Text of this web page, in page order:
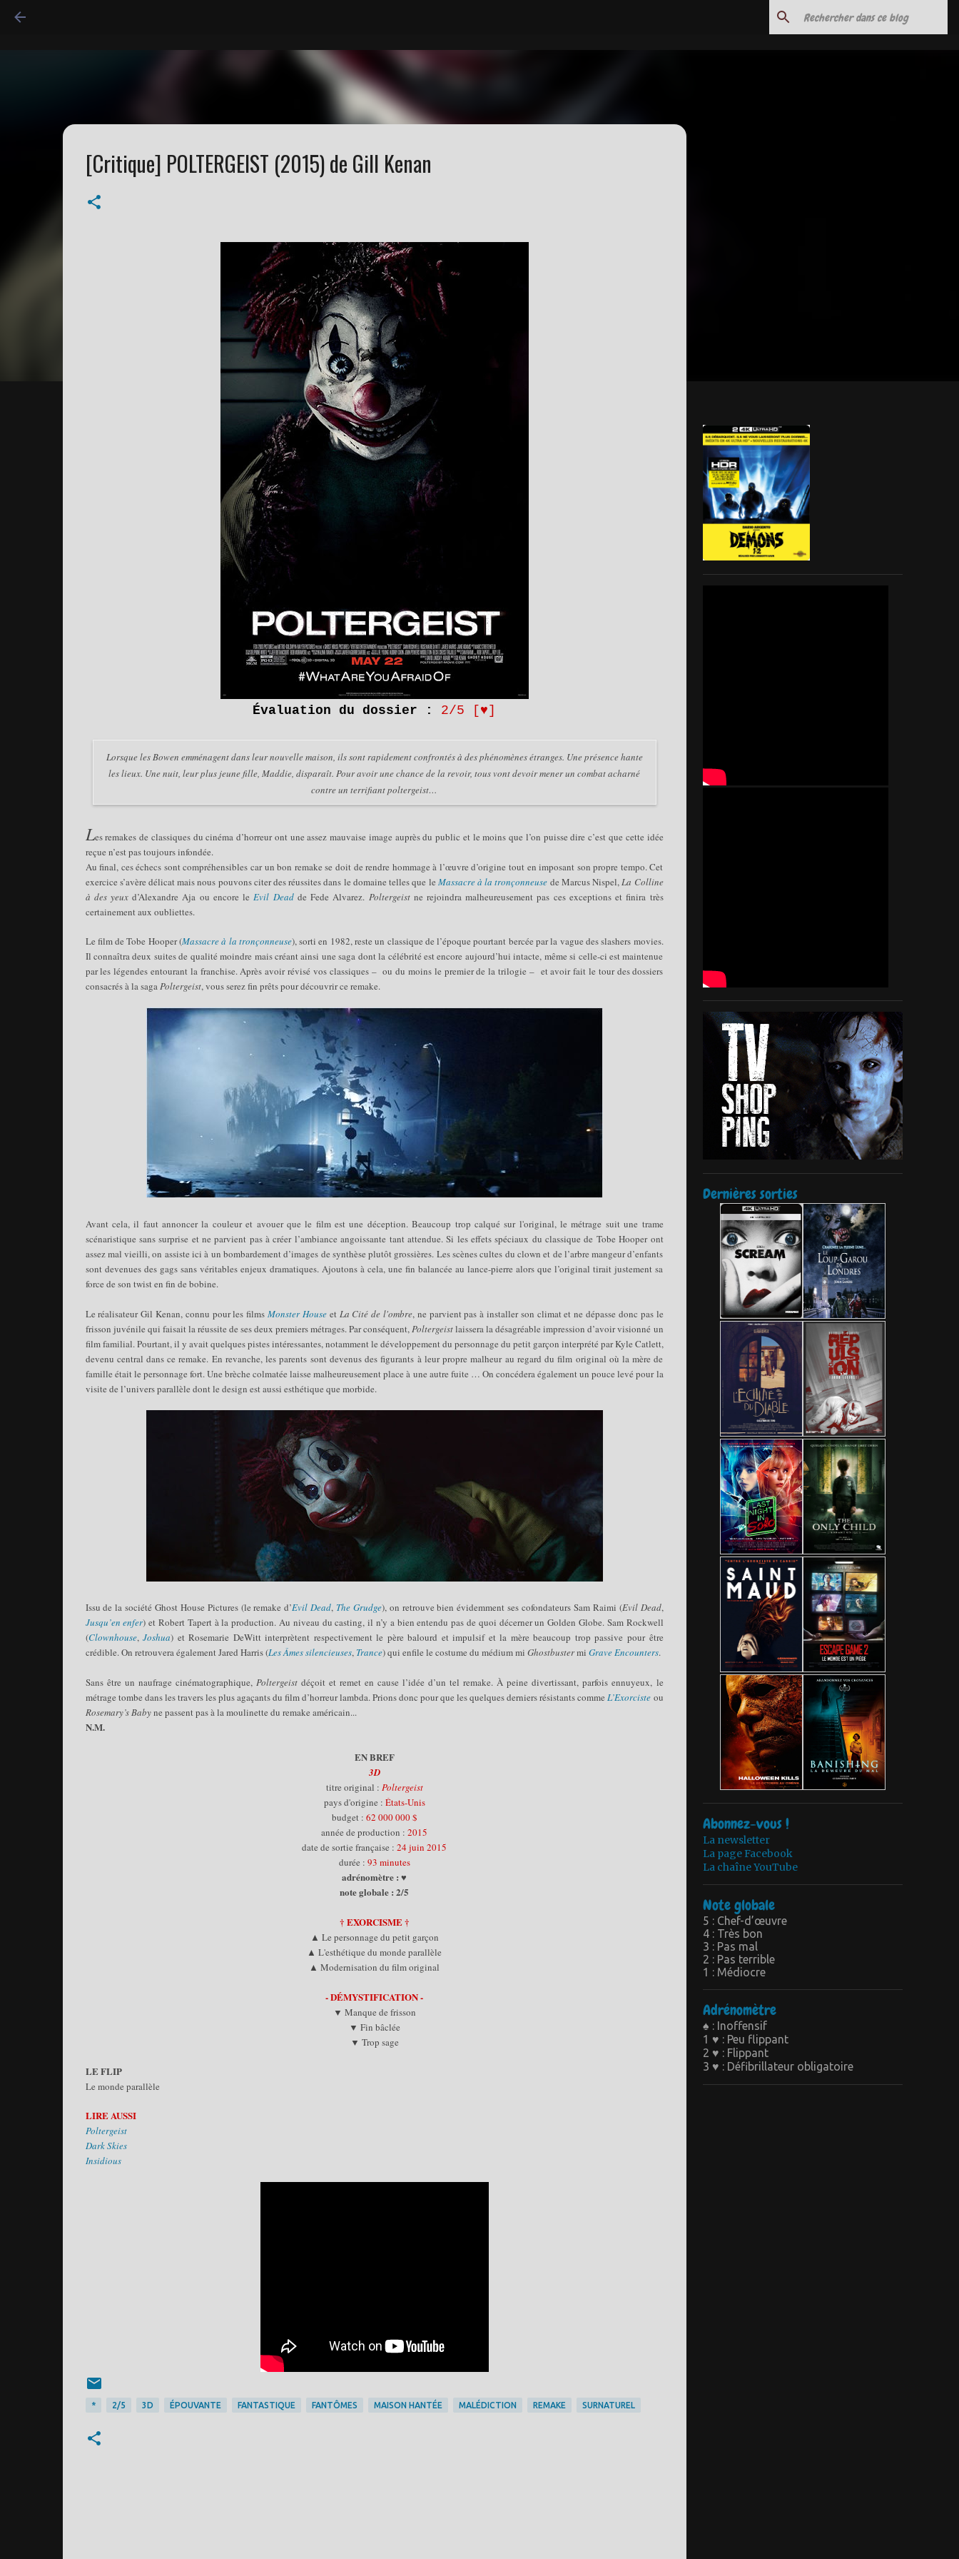
[Critique] POLTERGEIST (2015) de Gill Kenan
Évaluation du dossier : 2/5 [♥]
Lorsque les Bowen emménagent dans leur nouvelle maison, ils sont rapidement confrontés à des phénomènes étranges. Une présence hante
les lieux. Une nuit, leur plus jeune fille, Maddie, disparaît. Pour avoir une chance de la revoir, tous vont devoir mener un combat acharné
contre un terrifiant poltergeist…
Les remakes de classiques du cinéma d’horreur ont une assez mauvaise image auprès du public et le moins que l’on puisse dire c’est que cette idée
reçue n’est pas toujours infondée.
Au final, ces échecs sont compréhensibles car un bon remake se doit de rendre hommage à l’œuvre d’origine tout en imposant son propre tempo. Cet
exercice s’avère délicat mais nous pouvons citer des réussites dans le domaine telles que le Massacre à la tronçonneuse de Marcus Nispel,La Colline
à des yeuxd’Alexandre Aja ou encore leEvil Deadde Fede Alvarez. Poltergeist ne rejoindra malheureusement pas ces exceptions et finira très
certainement aux oubliettes.
Le film de Tobe Hooper (Massacre à la tronçonneuse), sorti en 1982, reste un classique de l’époque pourtant bercée par la vague des slashers movies.
Il connaîtra deux suites de qualité moindre mais créant ainsi une saga dont la célébrité est encore aujourd’hui intacte, même si celle-ci est maintenue
par les légendes entourant la franchise. Après avoir révisé vos classiques – ou du moins le premier de la trilogie – et avoir fait le tour des dossiers
consacrés à la sagaPoltergeist, vous serez fin prêts pour découvrir ce remake.
Avant cela, il faut annoncer la couleur et avouer que le film est une déception. Beaucoup trop calqué sur l'original, le métrage suit une trame
scénaristique sans surprise et ne parvient pas à créer l’ambiance angoissante tant attendue. Si les effets spéciaux du classique de Tobe Hooper ont
assez mal vieilli, on assiste ici à un bombardement d’images de synthèse plutôt grossières. Les scènes cultes du clown et de l’arbre mangeur d’enfants
sont devenues des gags sans véritables enjeux dramatiques. Ajoutons à cela, une fin balancée au lance-pierre alors que l’original tirait justement sa
force de son twist en fin de bobine.
Le réalisateur Gil Kenan, connu pour les filmsMonster Houseet La Cité de l'ombre, ne parvient pas à installer son climat et ne dépasse donc pas le
frisson juvénile qui faisait la réussite de ses deux premiers métrages. Par conséquent,Poltergeistlaissera la désagréable impression d’avoir visionné un
film familial. Pourtant, il y avait quelques pistes intéressantes, notamment le développement du personnage du petit garçon interprété par Kyle Catlett,
devenu central dans ce remake. En revanche, les parents sont devenus des figurants à leur propre malheur au regard du film original où la mère de
famille était le personnage fort. Une brèche colmatée laisse malheureusement place à une autre fuite … On concédera également un pouce levé pour la
visite de l’univers parallèle dont le design est aussi esthétique que morbide.
Issu de la société Ghost House Pictures (le remake d’Evil Dead, The Grudge), on retrouve bien évidemment ses cofondateurs Sam Raimi (Evil Dead,
Jusqu’en enfer) et Robert Tapert à la production. Au niveau du casting, il n’y a bien entendu pas de quoi décerner un Golden Globe. Sam Rockwell
(Clownhouse,Joshua) et Rosemarie DeWitt interprètent respectivement le père balourd et impulsif et la mère beaucoup trop passive pour être
crédible. On retrouvera également Jared Harris (Les Âmes silencieuses, Trance) qui enfile le costume du médium mi Ghostbustermi Grave Encounters.
Sans être un naufrage cinématographique, Poltergeist déçoit et remet en cause l’idée d’un tel remake. À peine divertissant, parfois ennuyeux, le
métrage tombe dans les travers les plus agaçants du film d’horreur lambda. Prions donc pour que les quelques derniers résistants commeL’Exorciste ou
Rosemary’s Babyne passent pas à la moulinette du remake américain...
N.M.
EN BREF
3D
titre original : Poltergeist
pays d'origine : États-Unis
budget : 62 000 000 $
année de production : 2015
date de sortie française : 24 juin 2015
durée : 93 minutes
adrénomètre : ♥
note globale : 2/5
† EXORCISME†
▲ Le personnage du petit garçon
▲ L'esthétique du monde parallèle
▲ Modernisation du film original
- DÉMYSTIFICATION -
▼ Manque de frisson
▼ Fin bâclée
▼ Trop sage
LE FLIP
Le monde parallèle
LIRE AUSSI
Poltergeist
Dark Skies
Insidious
* 2/5 3D ÉPOUVANTE FANTASTIQUE FANTÔMES MAISON HANTÉE MALÉDICTION REMAKE SURNATUREL
Dernières sorties
Abonnez-vous !
La newsletter
La page Facebook
La chaîne YouTube
Note globale
5 : Chef-d’œuvre
4 : Très bon
3 : Pas mal
2 : Pas terrible
1 : Médiocre
Adrénomètre
♠ : Inoffensif
1 ♥ : Peu flippant
2 ♥ : Flippant
3 ♥ : Défibrillateur obligatoire